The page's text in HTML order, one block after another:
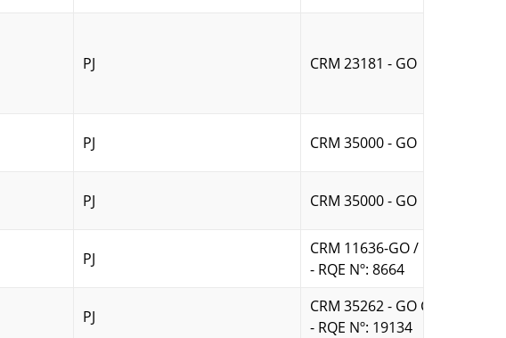
PJ CRM 23181 - GO
PJ CRM 35000 - GO
PJ CRM 35000 - GO
PJ
CRM 11636-GO /
- RQE Nº: 8664
PJ
CRM 35262 - GO
- RQE Nº: 19134